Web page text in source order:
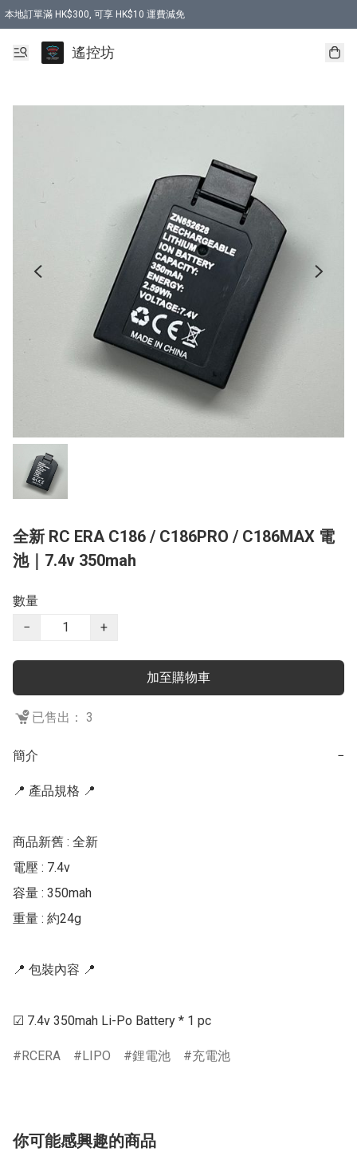
本地訂單滿 HK$300, 可享 HK$10 運費減免
購買 7.6V 6500mah 70C 電池 送 7.6V USB充電器
遙控坊
全新 RC ERA C186 / C186PRO / C186MAX 電
池｜7.4v 350mah
數量
−
+
加至購物車
已售出： 3
簡介 −
📍 產品規格 📍
商品新舊 : 全新
電壓 : 7.4v
容量 : 350mah
重量 : 約24g
📍 包裝內容 📍
☑ 7.4v 350mah Li-Po Battery * 1 pc
RCERA LIPO 鋰電池 充電池
你可能感興趣的商品